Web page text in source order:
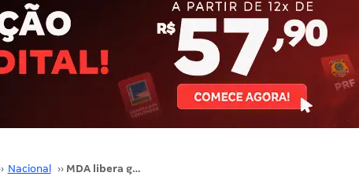
Nacional ›› MDA libera gabaritos provisórios. Recursos nos dias 28 e 29 de maio